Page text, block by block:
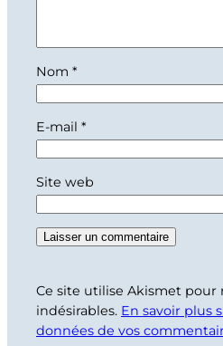
Nom *
E-mail *
Site web
Ce site utilise Akismet pour
indésirables. En savoir plus
données de vos